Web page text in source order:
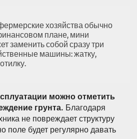
хозяйства обычно
плане, мини
заменить собой сразу три
машины: жатку,
можно отметить
грунта. Благодаря
не повреждает структуру
поле будет регулярно давать